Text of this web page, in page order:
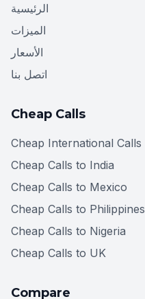
الرئيسية
الميزات
الأسعار
اتصل بنا
Cheap Calls
Cheap International Calls
Cheap Calls to India
Cheap Calls to Mexico
Cheap Calls to Philippines
Cheap Calls to Nigeria
Cheap Calls to UK
Compare